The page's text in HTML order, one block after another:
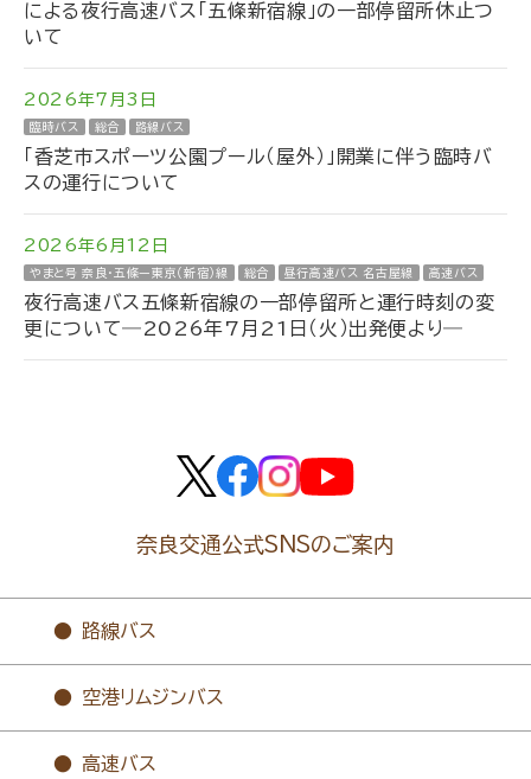
による夜行高速バス「五條新宿線」の一部停留所休止つ
いて
2026年7月3日
臨時バス 総合 路線バス
「香芝市スポーツ公園プール（屋外）」開業に伴う臨時バ
スの運行について
2026年6月12日
やまと号 奈良・五條ー東京（新宿）線 総合 昼行高速バス 名古屋線 高速バス
夜行高速バス五條新宿線の一部停留所と運行時刻の変
更について―2026年7月21日（火）出発便より―
奈良交通公式SNSのご案内
路線バス
空港リムジンバス
高速バス